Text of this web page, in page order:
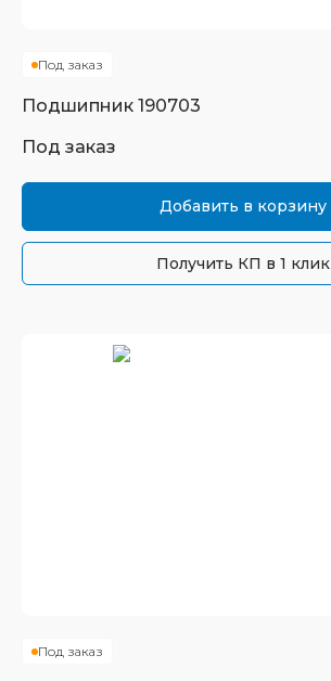
Под заказ
Подшипник 190703
Под заказ
Добавить в корзину
Получить КП в 1 клик
Под заказ